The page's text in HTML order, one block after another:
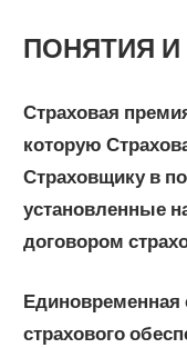
ПОНЯТИЯ
Страховая
которую
Страховщику в
установленные
договором
Единовременная
страхового